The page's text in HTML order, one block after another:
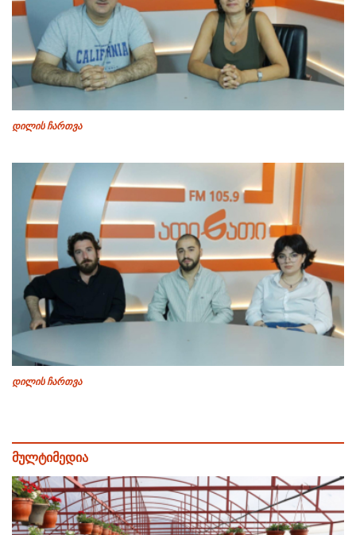
დილის ჩართვა
დილის ჩართვა
მულტიმედია